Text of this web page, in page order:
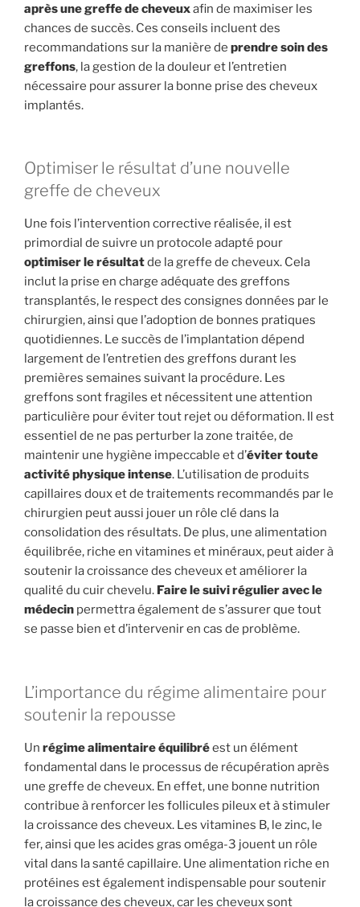
après une greffe de cheveuxafin de maximiser les
chances de succès. Ces conseils incluent des
recommandations sur la manière de prendre soin des
greffons, la gestion de la douleur et l’entretien
nécessaire pour assurer la bonne prise des cheveux
implantés.
Optimiser le résultat d’une nouvelle
greffe de cheveux
Une fois l’intervention corrective réalisée, il est
primordial de suivre un protocole adapté pour
optimiser le résultatde la greffe de cheveux. Cela
inclut la prise en charge adéquate des greffons
transplantés, le respect des consignes données par le
chirurgien, ainsi que l’adoption de bonnes pratiques
quotidiennes. Le succès de l’implantation dépend
largement de l’entretien des greffons durant les
premières semaines suivant la procédure. Les
greffons sont fragiles et nécessitent une attention
particulière pour éviter tout rejet ou déformation. Il est
essentiel de ne pas perturber la zone traitée, de
maintenir une hygiène impeccable et d’éviter toute
activité physique intense. L’utilisation de produits
capillaires doux et de traitements recommandés par le
chirurgien peut aussi jouer un rôle clé dans la
consolidation des résultats. De plus, une alimentation
équilibrée, riche en vitamines et minéraux, peut aider à
soutenir la croissance des cheveux et améliorer la
qualité du cuir chevelu. Faire le suivi régulier avec le
médecin permettra également de s’assurer que tout
se passe bien et d’intervenir en cas de problème.
L’importance du régime alimentaire pour
soutenir la repousse
Un régime alimentaire équilibréest un élément
fondamental dans le processus de récupération après
une greffe de cheveux. En effet, une bonne nutrition
contribue à renforcer les follicules pileux et à stimuler
la croissance des cheveux. Les vitamines B, le zinc, le
fer, ainsi que les acides gras oméga-3 jouent un rôle
vital dans la santé capillaire. Une alimentation riche en
protéines est également indispensable pour soutenir
la croissance des cheveux, car les cheveux sont